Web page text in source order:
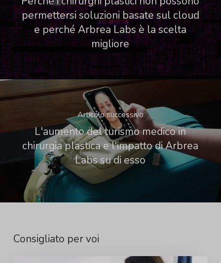
permettersi soluzioni basate sul cloud
e perché Arbrea Labs è la scelta
migliore
Articolo successivo
L'aumento del turismo medico in
chirurgia plastica e l'impatto di Arbrea
Labs su di esso
Consigliato per voi